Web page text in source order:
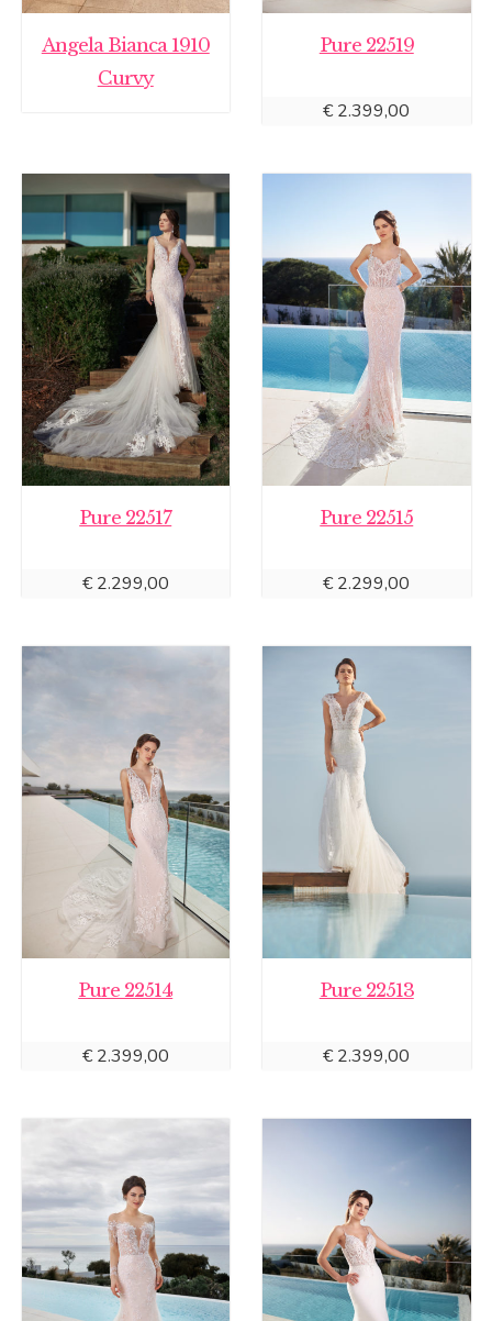
Angela Bianca 1910
Curvy
Pure 22519
€2.399,00
Pure 22517
€2.299,00
Pure 22515
€2.299,00
Pure 22514
€2.399,00
Pure 22513
€2.399,00